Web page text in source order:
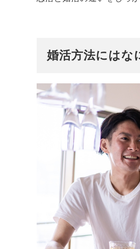
婚活方法にはな